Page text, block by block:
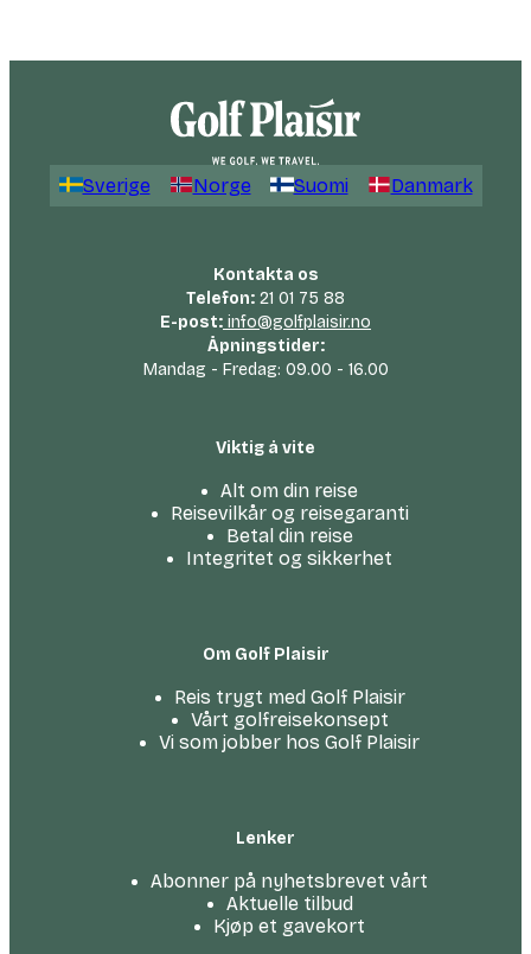
Sverige Norge Suomi Danmark
Kontakta os
Telefon: 21 01 75 88
E-post: info@golfplaisir.no
Åpningstider:
Mandag - Fredag: 09.00 - 16.00
Viktig å vite
Alt om din reise
Reisevilkår og reisegaranti
Betal din reise
Integritet og sikkerhet
Om Golf Plaisir
Reis trygt med Golf Plaisir
Vårt golfreise­konsept
Vi som jobber hos Golf Plaisir
Lenker
Abonner på nyhetsbrevet vårt
Aktuelle tilbud
Kjøp et gavekort